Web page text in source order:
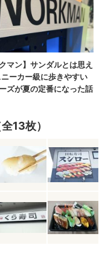
13枚）